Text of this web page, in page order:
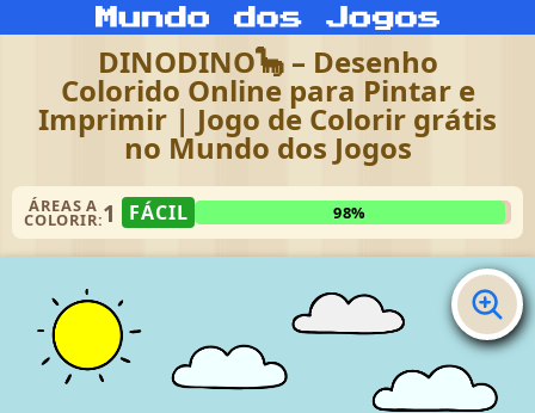
DINODINO🦕 – Desenho
Colorido Online para Pintar e
Imprimir | Jogo de Colorir grátis
no Mundo dos Jogos
ÁREAS A
COLORIR:1 FÁCIL 98%